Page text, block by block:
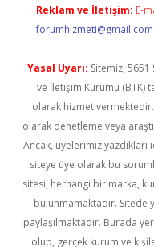
Reklam ve İletişim: E-
forumhizmeti@gmail.com
Yasal Uyarı: Sitemiz, 5651
ve İletişim Kurumu (BTK)
olarak hizmet
olarak denetleme veya
Ancak, üyelerimiz
siteye üye olarak bu
sitesi, herhangi bir marka,
bulunmamaktadır. Sitede
paylaşılmaktadır. Burada
olup, gerçek kurum ve